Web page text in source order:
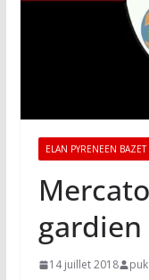
ELAN PYRENEEN
Mercato
14 juillet 2018 puk